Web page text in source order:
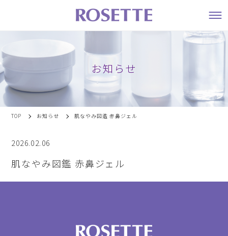
お知らせ
TOP お知らせ 肌なやみ図鑑 赤鼻ジェル
2026.02.06
肌なやみ図鑑 赤鼻ジェル